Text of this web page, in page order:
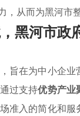
，从而为黑河市
黑河市政
，旨在为中小企
过支持优势产业
准入的简化和